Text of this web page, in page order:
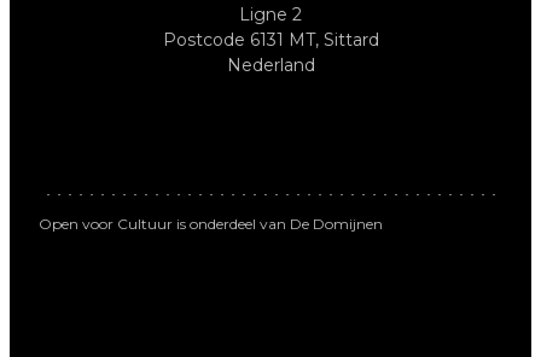
Ligne 2
Postcode 6131 MT, Sittard
Nederland
Open voor Cultuur is onderdeel van De Domijnen